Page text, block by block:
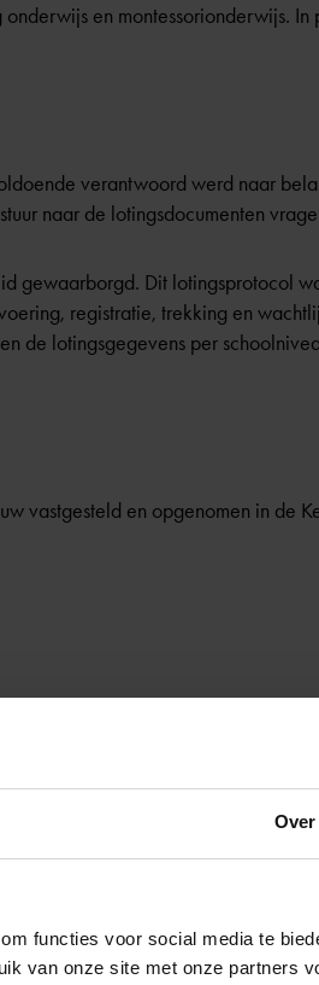
Over
functies voor social media te
van onze site met onze partners
en montessorionderwijs. In
verantwoord werd naar
naar de lotingsdocumenten
gewaarborgd. Dit lotingsprotocol
registratie, trekking en
de lotingsgegevens per
vastgesteld en opgenomen in de
Kom